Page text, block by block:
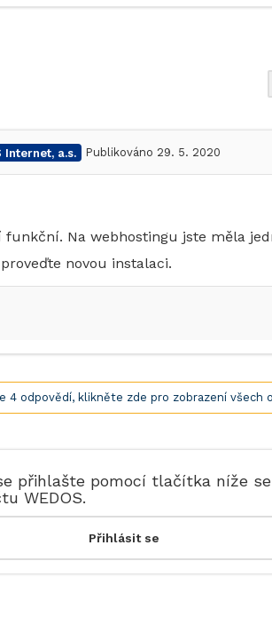
Internet, a.s. Publikováno 29. 5. 2020
funkční. Na webhostingu jste měla
novou instalaci.
4 odpovědí, klikněte zde pro zobrazení všech
přihlašte pomocí tlačítka níže
WEDOS.